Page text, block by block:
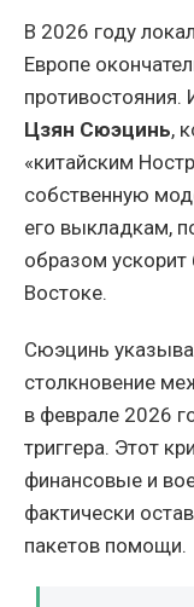
В 2026 году
Европе
противостояния.
Цзян Сюэцинь,
«китайским
собственную
его выкладкам,
образом
Востоке.
Сюэцинь
столкновение
в феврале 2026
триггера. Этот
финансовые и
фактически
пакетов помощи.